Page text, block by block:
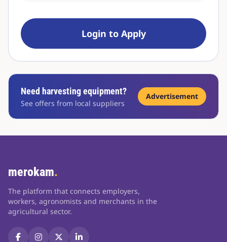
Login to Apply
Need harvesting equipment?
See offers from local suppliers
Advertisement
merokam.
The platform that connects employers,
workers, agronomists and merchants in the
agricultural sector.